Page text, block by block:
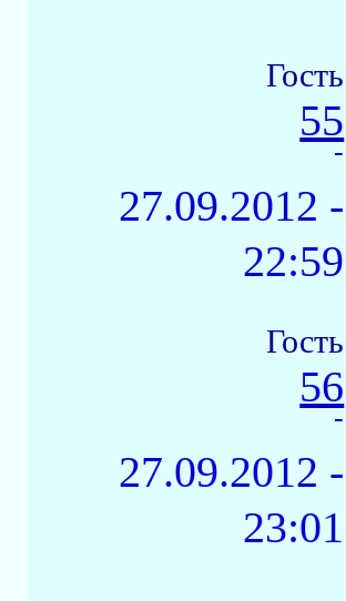
Гость
55
-
27.09.2012 -
22:59
Гость
56
-
27.09.2012 -
23:01